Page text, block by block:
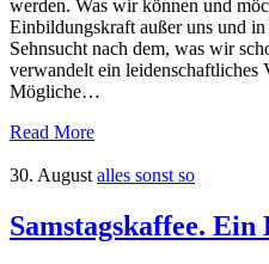
werden. Was wir können und
Einbildungskraft außer uns und
Sehnsucht nach dem, was wir
verwandelt ein leidenschaftliches
Mögliche…
Read More
30. August alles sonst so
Samstagskaffee.